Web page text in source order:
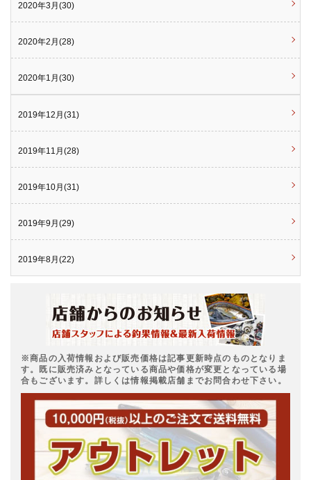
2020年3月(30)
2020年2月(28)
2020年1月(30)
2019年12月(31)
2019年11月(28)
2019年10月(31)
2019年9月(29)
2019年8月(22)
※商品の入荷情報および販売価格は記事更新時点のものとなりま
す。既に販売済みとなっている商品や価格が変更となっている場
合もございます。詳しくは情報掲載店舗までお問合わせ下さい。